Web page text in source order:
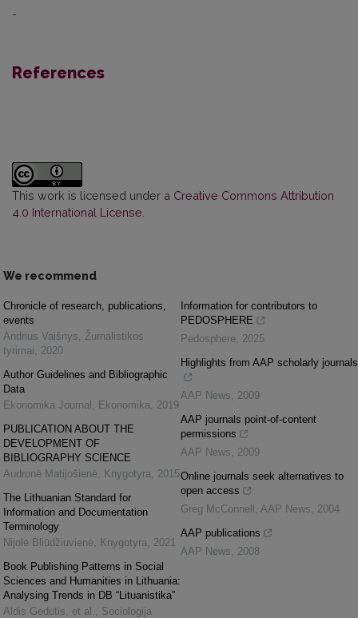
-
References
This work is licensed under a Creative Commons Attribution
4.0 International License
We recommend
Chronicle of research, publications,
events
Andrius Vaišnys
Žurnalistikos
tyrimai
2020
Author Guidelines and Bibliographic
Data
Ekonomika Journal
Ekonomika
2019
PUBLICATION ABOUT THE
DEVELOPMENT OF
BIBLIOGRAPHY SCIENCE
Audronė Matijošienė Knygotyra
2015
The Lithuanian Standard for
Information and Documentation
Terminology
Nijolė Bliūdžiuvienė Knygotyra
2021
Book Publishing Patterns in Social
Sciences and Humanities in Lithuania:
Analysing Trends in DB “Lituanistika”
Aldis Gedutis, et al.
Sociologija
Information for contributors to
PEDOSPHERE
Pedosphere 2025
Highlights from AAP scholarly journals
AAP News
2009
AAP journals point-of-content
permissions
AAP News
2009
Online journals seek alternatives to
open access
Greg McConnell AAP News
2004
AAP publications
AAP News
2008